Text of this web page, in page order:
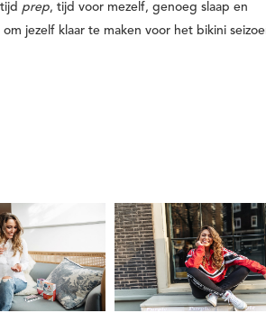
prep, tijd voor mezelf, genoeg slaap en
om jezelf klaar te maken voor het bikini